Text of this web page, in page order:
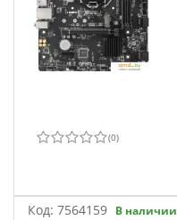
(0)
Код: 7564159 В наличии